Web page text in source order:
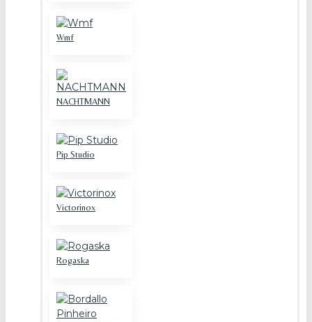
Wmf
NACHTMANN
Pip Studio
Victorinox
Rogaska